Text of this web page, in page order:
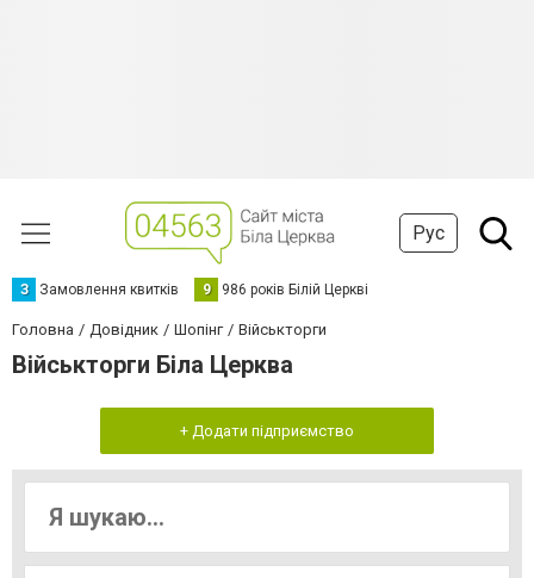
Рус
З Замовлення квитків 9 986 років Білій Церкві
Головна Довідник Шопінг Військторги
Військторги Біла Церква
+ Додати підприємство